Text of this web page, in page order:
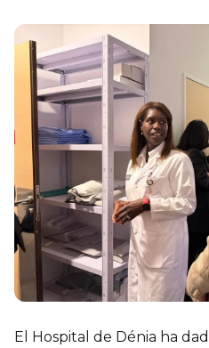
El Hospital de Dénia ha